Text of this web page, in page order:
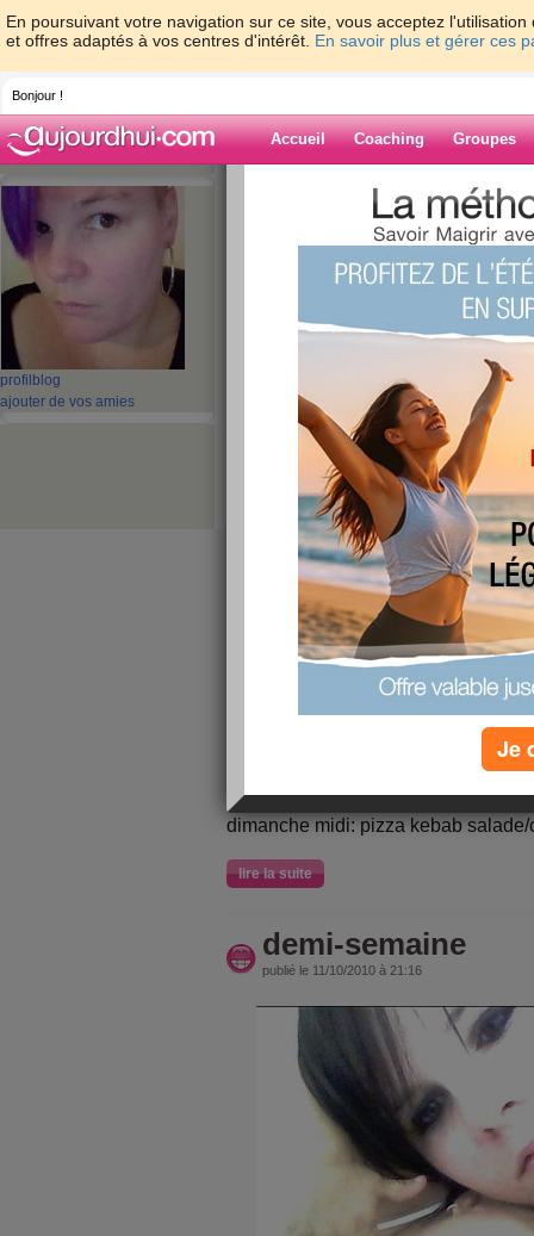
En poursuivant votre navigation sur ce site, vous acceptez
et offres adaptés à vos centres d'intérêt. En savoir plus et gérer ces
Bonjour !
Accueil Coaching Groupes
profil blog
ajouter de vos amies
>
Blog de bhr163
21 - 30 31 - 40 41 - 50 »
‹ Préc. 11 12 13 14 15
semaine 2
publié le 14/10/2010 à 10:57
jeudi midi: crudité/poulet courgette/
jeudi soir: salade endive/pate
vendredi midi: riette thon avocat/
ratatouille/banane
vendredi soir: soupe chinoise/
samedi midi: macedoine /steak
patate robe des champ/glace
samedi soir: salade de pate/
dimanche midi: pizza kebab
lire la suite
demi-semaine
publié le 11/10/2010 à 21:16
Je